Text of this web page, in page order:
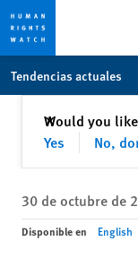
content
Tendencias actuales
Would you
Yes
No,
✕Cerrar
30 de octubre de
Disponible en English